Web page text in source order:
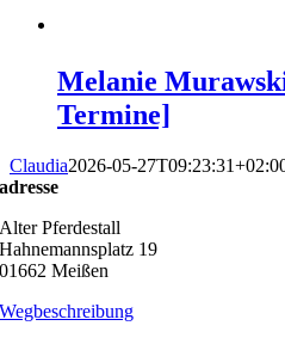
Melanie
Termine]
Claudia2026-05-
adresse
Alter Pferdestall
Hahnemannsplatz 19
01662 Meißen
Wegbeschreibung